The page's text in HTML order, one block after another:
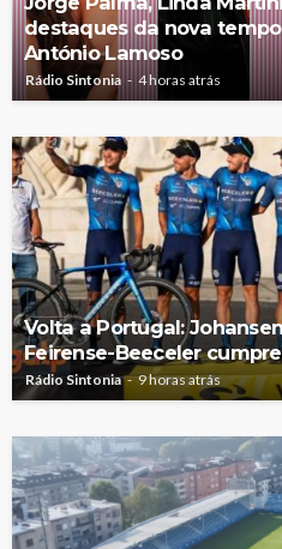
destaques da nova
António Lamoso
Rádio Sintonia 4 horas atrás
Volta a Portugal:
Feirense-Beeceler
Rádio Sintonia 9 horas atrás